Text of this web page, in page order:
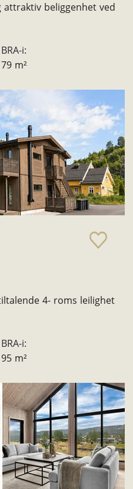
beliggenhet ved
BRA-i:
79 m²
4- roms leilighet
BRA-i:
95 m²